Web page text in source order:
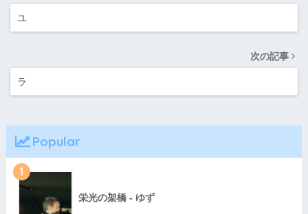
ユ
次の記事
ラ
Popular
1
栄光の架橋 - ゆず